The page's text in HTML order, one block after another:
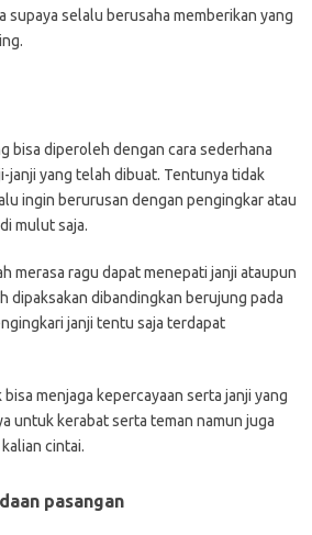
supaya selalu berusaha memberikan yang
bisa diperoleh dengan cara sederhana
janji yang telah dibuat. Tentunya tidak
ingin berurusan dengan pengingkar atau
mulut saja.
merasa ragu dapat menepati janji ataupun
dipaksakan dibandingkan berujung pada
janji tentu saja terdapat
menjaga kepercayaan serta janji yang
untuk kerabat serta teman namun juga
cintai.
pasangan